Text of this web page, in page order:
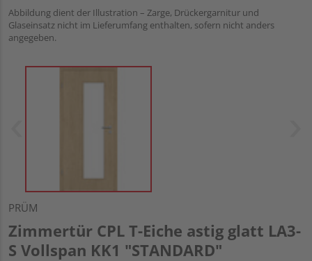
Abbildung dient der Illustration – Zarge, Drückergarnitur und
Glaseinsatz nicht im Lieferumfang enthalten, sofern nicht anders
angegeben.
PRÜM
Zimmertür CPL T-Eiche astig glatt LA3-
S Vollspan KK1 "STANDARD"